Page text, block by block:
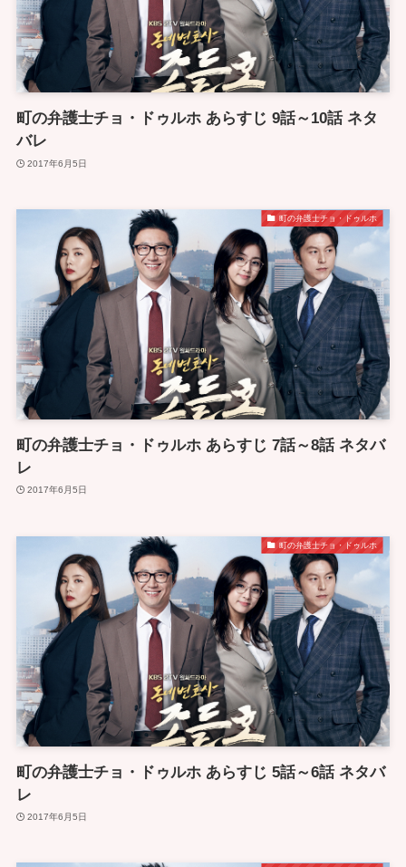
町の弁護士チョ・ドゥルホ あらすじ 9話～10話 ネタ
バレ
2017年6月5日
町の弁護士チョ・ドゥルホ
町の弁護士チョ・ドゥルホ あらすじ 7話～8話 ネタバ
レ
2017年6月5日
町の弁護士チョ・ドゥルホ
町の弁護士チョ・ドゥルホ あらすじ 5話～6話 ネタバ
レ
2017年6月5日